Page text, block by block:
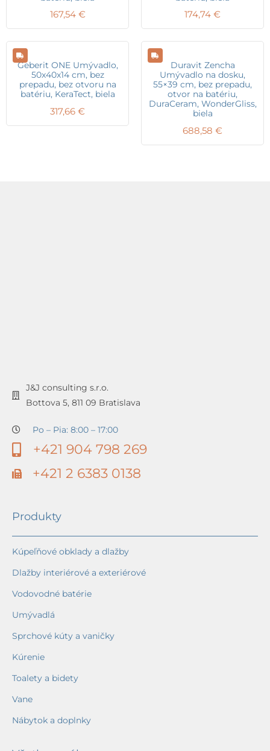
167,54 € 174,74 €
Geberit ONE Umývadlo,
50x40x14 cm, bez
prepadu, bez otvoru na
batériu, KeraTect, biela
317,66 €
Duravit Zencha
Umývadlo na dosku,
55×39 cm, bez prepadu,
otvor na batériu,
DuraCeram, WonderGliss,
biela
688,58 €
J&J consulting s.r.o.
Bottova 5, 811 09 Bratislava
Po – Pia: 8:00 – 17:00
+421 904 798 269
+421 2 6383 0138
Produkty
Kúpeľňové obklady a dlažby
Dlažby interiérové a exteriérové
Vodovodné batérie
Umývadlá
Sprchové kúty a vaničky
Kúrenie
Toalety a bidety
Vane
Nábytok a doplnky